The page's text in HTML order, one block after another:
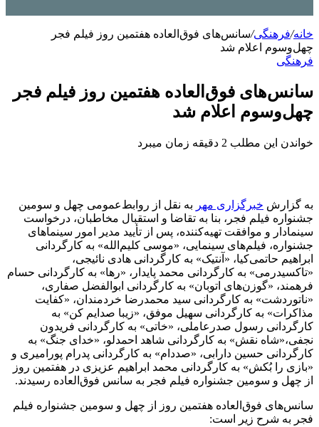
خانه/فرهنگی/سانس‌های فوق‌العاده هفتمین روز فیلم فجر
چهل‌وسوم اعلام شد
فرهنگی
سانس‌های فوق‌العاده هفتمین روز فیلم فجر
چهل‌وسوم اعلام شد
خواندن این مطلب 2 دقیقه زمان میبرد
به گزارش خبرگزاری مهر به نقل از روابط‌عمومی چهل و سومین
جشنواره فیلم فجر، بنا به تقاضا و استقبال مخاطبان، درخواست
سینمادار و موافقت تهیه‌کننده، پس از تأیید مدیر امور سینماهای
جشنواره، فیلم‌های سینمایی، «موسی کلیم‌الله» به کارگردانی
ابراهیم حاتمی‌کیا، «آنتیک» به کارگردانی هادی نائیجی،
«تاکسیدرمی» به کارگردانی محمد پایدار، «رها» به کارگردانی حسام
فرهمند، «گوزن‌های اتوبان» به کارگردانی ابوالفضل صفاری،
«ناتوردشت» به کارگردانی سید محمدرضا خردمندان، «کفایت
مذاکرات» به کارگردانی سهیل موفق، «زیبا صدایم کن» به
کارگردانی رسول صدرعاملی، «خاتی» به کارگردانی فریدون
نجفی،«شاه نقش» به کارگردانی شاهد احمدلو، «خدای جنگ» به
کارگردانی حسین دارابی، «صددام» به کارگردانی پدرام پورامیری و
«بازی را بُکش» به کارگردانی محمد ابراهیم عزیزی در هفتمین روز
از چهل و سومین جشنواره فیلم فجر به سانس فوق‌العاده رسیدند.
سانس‌های فوق‌العاده هفتمین روز از چهل و سومین جشنواره فیلم
فجر به شرح زیر است: